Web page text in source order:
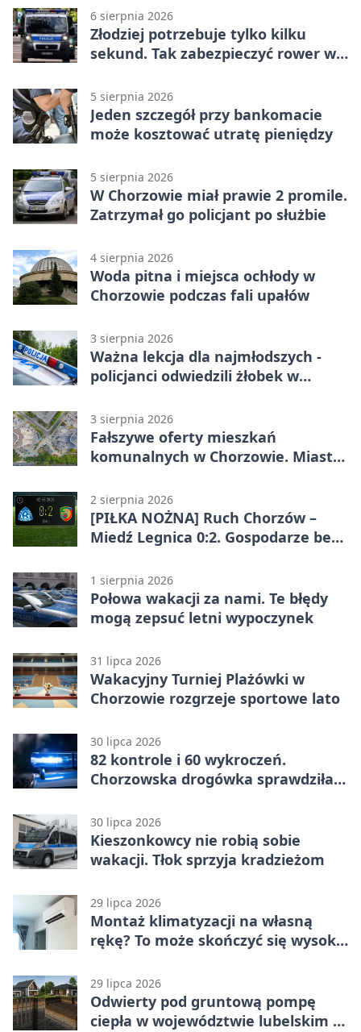
6 sierpnia 2026
Złodziej potrzebuje tylko kilku
sekund. Tak zabezpieczyć rower w
5 sierpnia 2026
Jeden szczegół przy bankomacie
może kosztować utratę pieniędzy
5 sierpnia 2026
W Chorzowie miał prawie 2 promile.
Zatrzymał go policjant po służbie
4 sierpnia 2026
Woda pitna i miejsca ochłody w
Chorzowie podczas fali upałów
3 sierpnia 2026
Ważna lekcja dla najmłodszych -
policjanci odwiedzili żłobek w
3 sierpnia 2026
Fałszywe oferty mieszkań
komunalnych w Chorzowie. Miasto
2 sierpnia 2026
[PIŁKA NOŻNA] Ruch Chorzów –
Miedź Legnica 0:2. Gospodarze bez
1 sierpnia 2026
Połowa wakacji za nami. Te błędy
mogą zepsuć letni wypoczynek
31 lipca 2026
Wakacyjny Turniej Plażówki w
Chorzowie rozgrzeje sportowe lato
30 lipca 2026
82 kontrole i 60 wykroczeń.
Chorzowska drogówka sprawdziła
30 lipca 2026
Kieszonkowcy nie robią sobie
wakacji. Tłok sprzyja kradzieżom
29 lipca 2026
Montaż klimatyzacji na własną
rękę? To może skończyć się wysoką
29 lipca 2026
Odwierty pod gruntową pompę
ciepła w województwie lubelskim -